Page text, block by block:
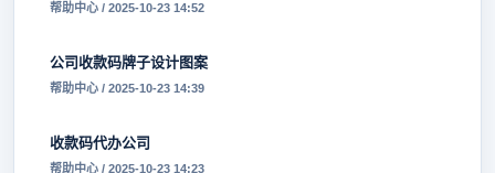
帮助中心 / 2025-10-23 14:52
公司收款码牌子设计图案
帮助中心 / 2025-10-23 14:39
收款码代办公司
帮助中心 / 2025-10-23 14:23